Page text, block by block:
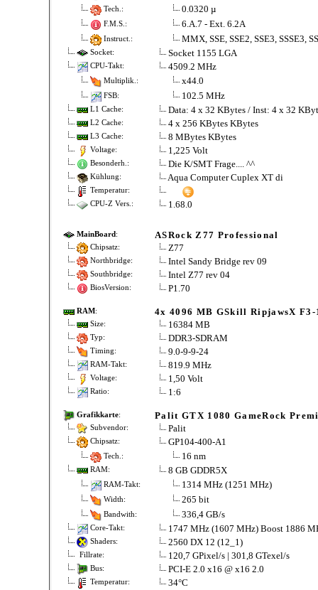
Tech.: 0.0320 µ
F.M.S.: 6.A.7 - Ext. 6.2A
Instruct.: MMX, SSE, SSE2, SSE3, SSSE3,
Socket: Socket 1155 LGA
CPU-Takt: 4509.2 MHz
Multiplik.: x44.0
FSB: 102.5 MHz
L1 Cache: Data: 4 x 32 KBytes / Inst: 4 x 32
L2 Cache: 4 x 256 KBytes KBytes
L3 Cache: 8 MBytes KBytes
Voltage: 1,225 Volt
Besonderh.: Die K/SMT Frage.... ^^
Kühlung: Aqua Computer Cuplex XT di
Temperatur:
CPU-Z Vers.:
1.68.0
MainBoard: ASRock Z77 Professional
Chipsatz: Z77
Northbridge: Intel Sandy Bridge rev 09
Southbridge: Intel Z77 rev 04
BiosVersion: P1.70
RAM: 4x 4096 MB GSkill RipjawsX
Size: 16384 MB
Typ: DDR3-SDRAM
Timing: 9.0-9-9-24
RAM-Takt: 819.9 MHz
Voltage: 1,50 Volt
Ratio: 1:6
Grafikkarte: Palit GTX 1080 GameRock
Subvendor: Palit
Chipsatz: GP104-400-A1
Tech.: 16 nm
RAM: 8 GB GDDR5X
RAM-Takt: 1314 MHz (1251 MHz)
Width: 265 bit
Bandwith: 336,4 GB/s
Core-Takt: 1747 MHz (1607 MHz) Boost 1886
Shaders: 2560 DX 12 (12_1)
Fillrate: 120,7 GPixel/s | 301,8 GTexel/s
Bus: PCI-E 2.0 x16 @ x16 2.0
Temperatur: 34°C